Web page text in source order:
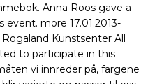
Anna Roos gave a
more 17.01.2013-
Kunstsenter All
to participate in this
vi innreder på, fargene